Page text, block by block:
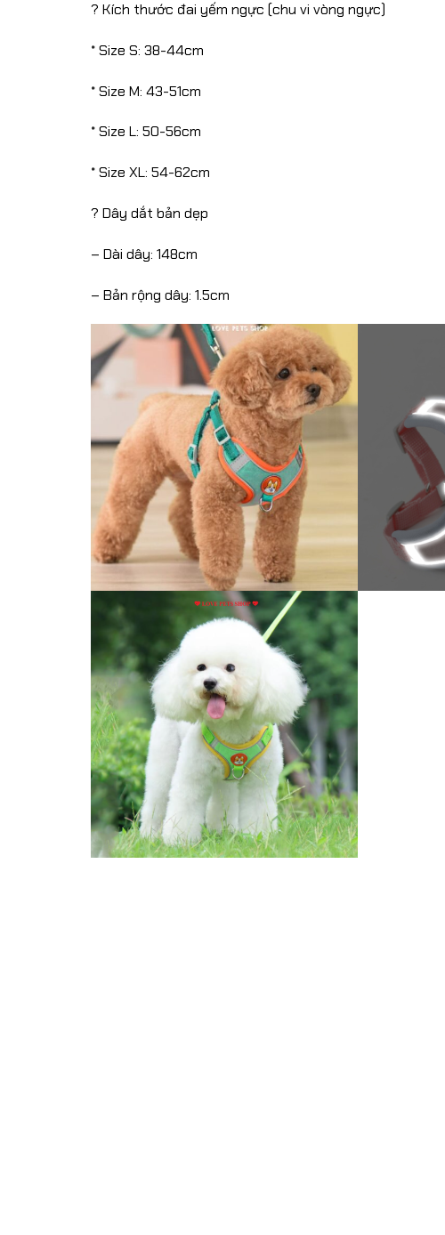
? Kích thước đai yếm ngực (chu vi vòng ngực)
* Size S: 38-44cm
* Size M: 43-51cm
* Size L: 50-56cm
* Size XL: 54-62cm
? Dây dắt bản dẹp
– Dài dây: 148cm
– Bản rộng dây: 1.5cm